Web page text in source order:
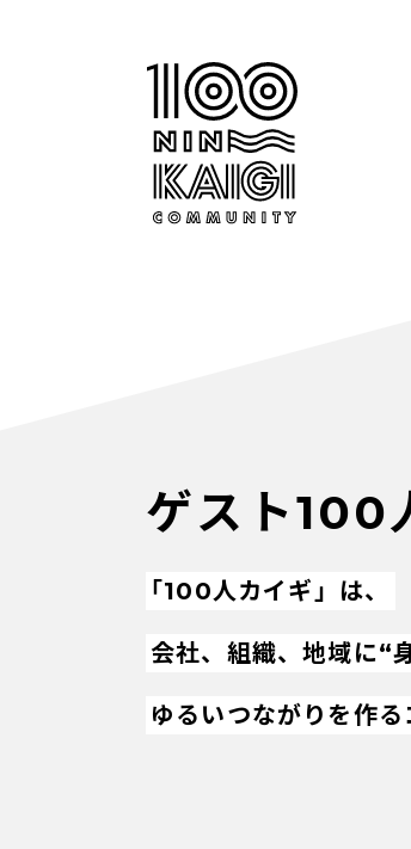
ゲスト100
「100人カイギ」は、
会社、組織、地域に“
ゆるいつながりを作る